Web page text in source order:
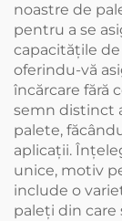
noastre de
pentru a se
capacitățile
oferindu-vă
încărcare fără
semn distinct
palete,
aplicații.
unice, motiv
include o
paleți din care